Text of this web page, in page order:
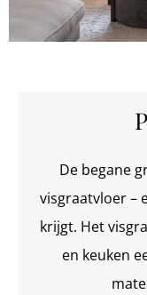
De begane
visgraatvloer –
krijgt. Het
en keuken